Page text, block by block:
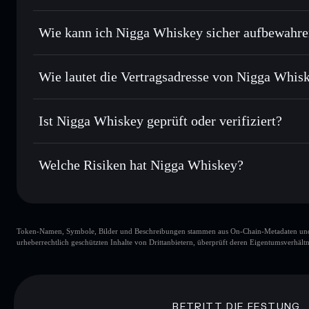
Durchschnittskosteneffekt nutzen – Schritt für Schritt per
Privat senden– übertrage NIGGS, ohne Wallets
Privacy Aggregators
kontrollierst
Privacy
Wie kann ich Nigga Whiskey sicher
Nigga Whiskey
Privacy
Wie lautet die Vertragsadresse von Nigga
Nigga Whiskey
Wallet
NIGGS
Ist Nigga Whiskey geprüft oder verifiziert?
Nigga Whiskey derzeit
Welche Risiken hat Nigga Whiskey?
Nigga Whiskey
Token-Namen, Symbole, Bilder und Beschreibungen stammen aus On-Chain-Metadaten
urheberrechtlich geschützten Inhalte von Drittanbietern, überprüft deren